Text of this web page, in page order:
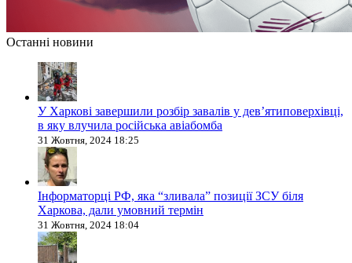
Останні новини
У Харкові завершили розбір завалів у дев’ятиповерхівці,
в яку влучила російська авіабомба
31 Жовтня, 2024 18:25
Інформаторці РФ, яка “зливала” позиції ЗСУ біля
Харкова, дали умовний термін
31 Жовтня, 2024 18:04